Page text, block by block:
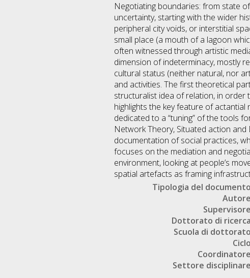
Negotiating boundaries: from state
uncertainty, starting with the wider
peripheral city voids, or interstitial
small place (a mouth of a lagoon
often witnessed through artistic
dimension of indeterminacy, mostly
cultural status (neither natural, nor
and activities. The first theoretical
structuralist idea of relation, in order
highlights the key feature of
dedicated to a “tuning” of the tools
Network Theory, Situated action
documentation of social practices,
focuses on the mediation and
environment, looking at people’s
spatial artefacts as framing
Tipologia del documento
Autore
Supervisore
Dottorato di ricerca
Scuola di dottorato
Ciclo
Coordinatore
Settore disciplinare